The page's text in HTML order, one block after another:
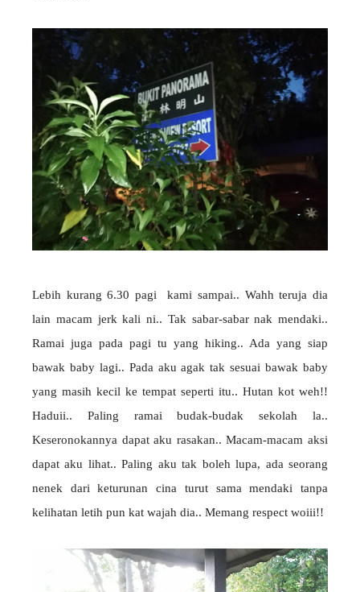
Lebih kurang 6.30 pagi kami sampai.. Wahh teruja dia
lain macam jerk kali ni.. Tak sabar-sabar nak mendaki..
Ramai juga pada pagi tu yang hiking.. Ada yang siap
bawak baby lagi.. Pada aku agak tak sesuai bawak baby
yang masih kecil ke tempat seperti itu.. Hutan kot weh!!
Haduii.. Paling ramai budak-budak sekolah la..
Keseronokannya dapat aku rasakan.. Macam-macam aksi
dapat aku lihat.. Paling aku tak boleh lupa, ada seorang
nenek dari keturunan cina turut sama mendaki tanpa
kelihatan letih pun kat wajah dia.. Memang respect woiii!!